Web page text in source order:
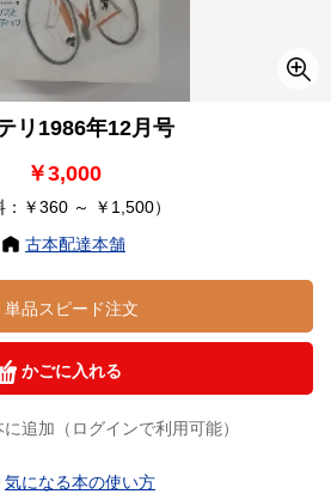
リ1986年12月号
￥3,000
：￥360 ～ ￥1,500）
古本配達本舗
単品スピード注文
かごに入れる
追加（ログインで利用可能）
気になる本の使い方